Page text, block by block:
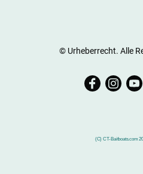
© Urheberrecht. Alle
(C) CT-Baitboats.com